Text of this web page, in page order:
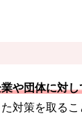
や団体に対
対策を取るこ